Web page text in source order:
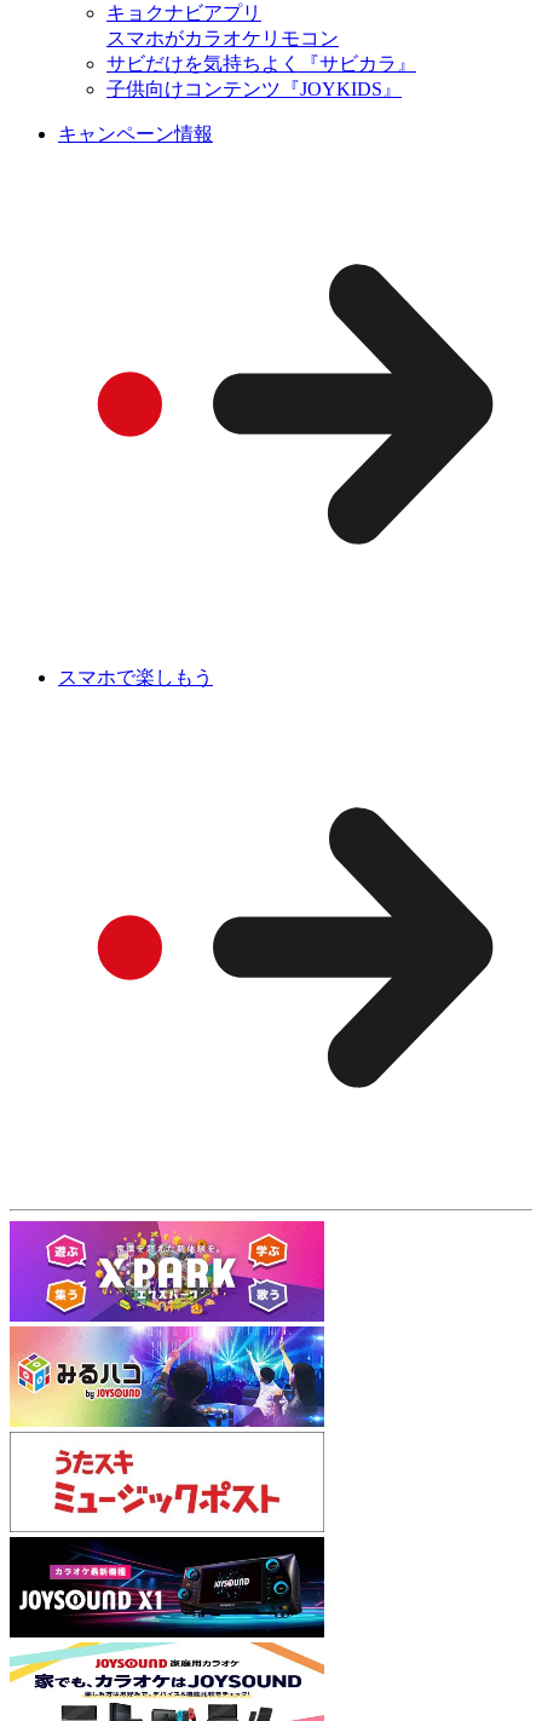
キョクナビアプリ
スマホがカラオケリモコン
サビだけを気持ちよく『サビカラ』
子供向けコンテンツ『JOYKIDS』
キャンペーン情報
スマホで楽しもう